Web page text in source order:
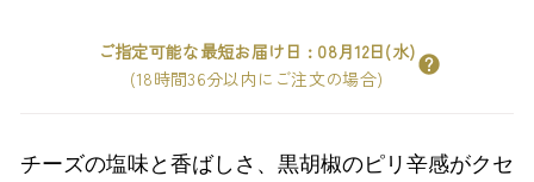
ご指定可能な最短お届け日 : 08月12日(水)
(18時間36分以内にご注文の場合)
チーズの塩味と香ばしさ、黒胡椒のピリ辛感がクセ